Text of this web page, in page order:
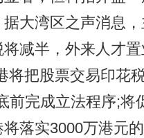
大湾区之声消息
减半，外来人才
将把股票交易印花
前完成立法程序;将
落实3000万港元